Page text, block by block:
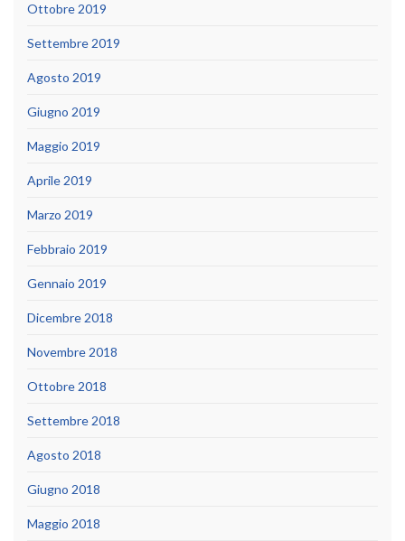
Ottobre 2019
Settembre 2019
Agosto 2019
Giugno 2019
Maggio 2019
Aprile 2019
Marzo 2019
Febbraio 2019
Gennaio 2019
Dicembre 2018
Novembre 2018
Ottobre 2018
Settembre 2018
Agosto 2018
Giugno 2018
Maggio 2018